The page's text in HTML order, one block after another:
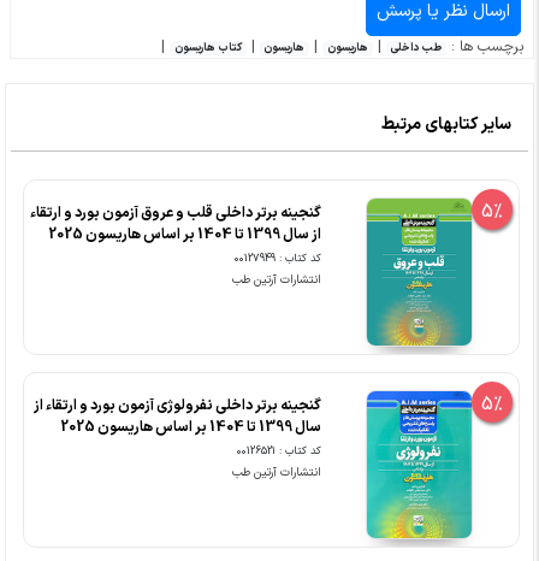
برچسب ها : طب داخلی | هاریسون | هاریسون | کتاب هاریسون |
سایر کتابهای مرتبط
5%
گنجینه برتر داخلی قلب و عروق آزمون بورد و ارتقاء
از سال 1399 تا 1404 بر اساس هاریسون 2025
کد کتاب : 00127949
انتشارات آرتین طب
5%
گنجینه برتر داخلی نفرولوژی آزمون بورد و ارتقاء از
سال 1399 تا 1404 بر اساس هاریسون 2025
کد کتاب : 00126521
انتشارات آرتین طب